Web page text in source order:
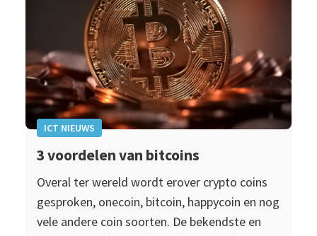
ICT NIEUWS
3 voordelen van bitcoins
Overal ter wereld wordt erover crypto coins
gesproken, onecoin, bitcoin, happycoin en nog
vele andere coin soorten. De bekendste en